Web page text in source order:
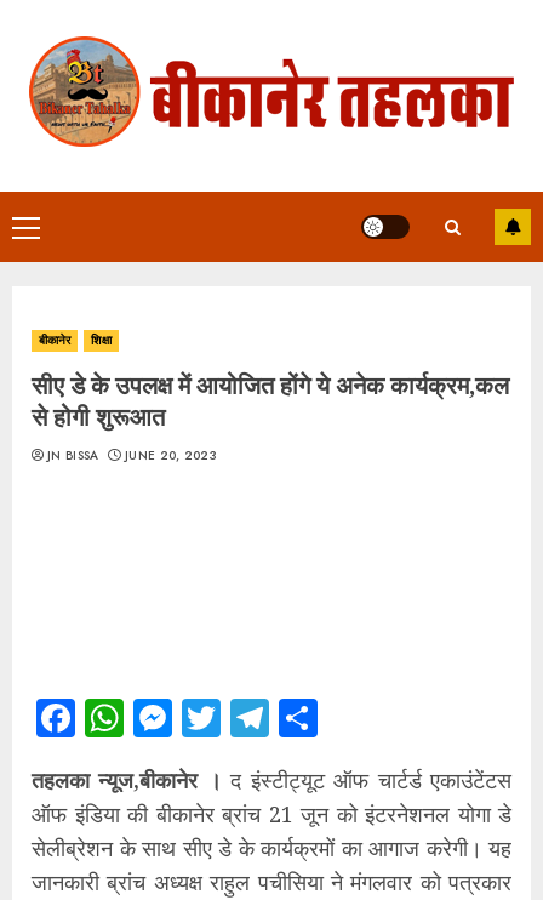
content
Primary
Menu
बीकानेर शिक्षा
सीए डे के उपलक्ष में आयोजित होंगे ये अनेक कार्यक्रम,कल
से होगी शुरूआत
JN BISSA JUNE 20, 2023
Facebook
WhatsApp
Messenger
TwitterTelegram
तहलका न्यूज,बीकानेर । द इंस्टीट्यूट ऑफ चार्टर्ड एकाउंटेंटस
ऑफ इंडिया की बीकानेर ब्रांच 21 जून को इंटरनेशनल योगा डे
सेलीब्रेशन के साथ सीए डे के कार्यक्रमों का आगाज करेगी। यह
जानकारी ब्रांच अध्यक्ष राहुल पचीसिया ने मंगलवार को पत्रकार